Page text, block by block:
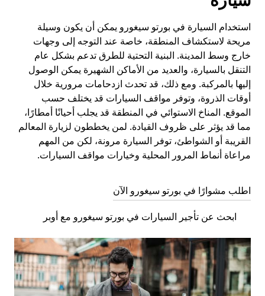
استخدام السيارة في بورتو سيغورو يمكن أن يكون وسيلة
مريحة لاستكشاف المنطقة، خاصة عند التوجه إلى وجهات
خارج وسط المدينة. البنية التحتية للطرق تدعم بشكل عام
التنقل بالسيارة، والعديد من الأماكن الشهيرة يمكن الوصول
إليها بالمركبة. ومع ذلك، قد تحدث ازدحامات مرورية خلال
أوقات الذروة، وتوفر مواقف السيارات قد يختلف حسب
الموقع. المناخ الاستوائي في المنطقة قد يجلب أحيانًا أمطارًا،
مما قد يؤثر على ظروف القيادة. لمن يخططون لزيارة المعالم
القريبة أو الشواطئ، توفر السيارة مرونة، لكن من المهم
مراعاة أنماط المرور المحلية وخيارات مواقف السيارات.
اطلب مشوارًا في بورتو سيغورو الآن
ابحث عن تأجير السيارات في بورتو سيغورو مع أوبر